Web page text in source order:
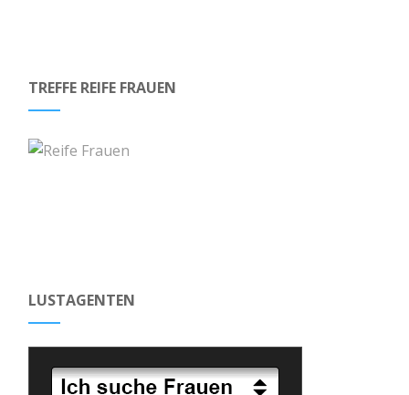
TREFFE REIFE FRAUEN
LUSTAGENTEN